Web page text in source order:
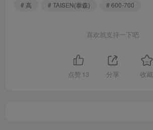
# 高
# TAISEN(泰森) # 600-700
喜欢就支持一下吧
点赞 13 分享 收藏